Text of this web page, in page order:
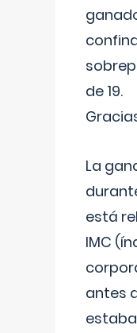
de 19.
La
está
IMC
antes